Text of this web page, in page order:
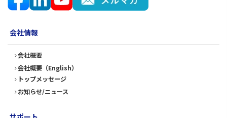
会社情報
会社概要
会社概要（English）
トップメッセージ
お知らせ/ニュース